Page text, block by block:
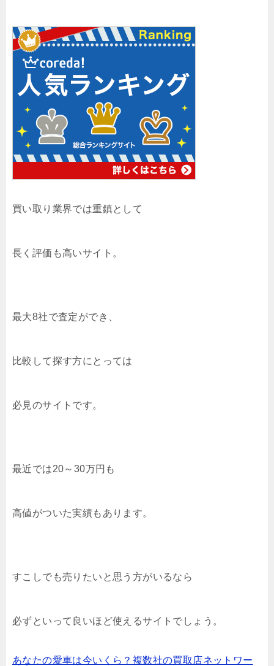
買い取り業界では重鎮として
長く評価も高いサイト。
最大8社で査定ができ、
比較して探す方にとっては
必見のサイトです。
最近では20～30万円も
高値がついた実績もあります。
すこしでも売りたいと思う方がいるなら
必ずといって良いほど使えるサイトでしょう。
あなたの愛車は今いくら？複数社の買取店ネットワー